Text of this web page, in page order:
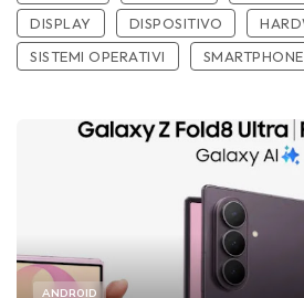
DISPLAY
DISPOSITIVO
SISTEMI OPERATIVI
SMARTPHONE
ANDROID